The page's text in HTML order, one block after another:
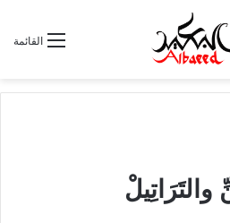
القائمة